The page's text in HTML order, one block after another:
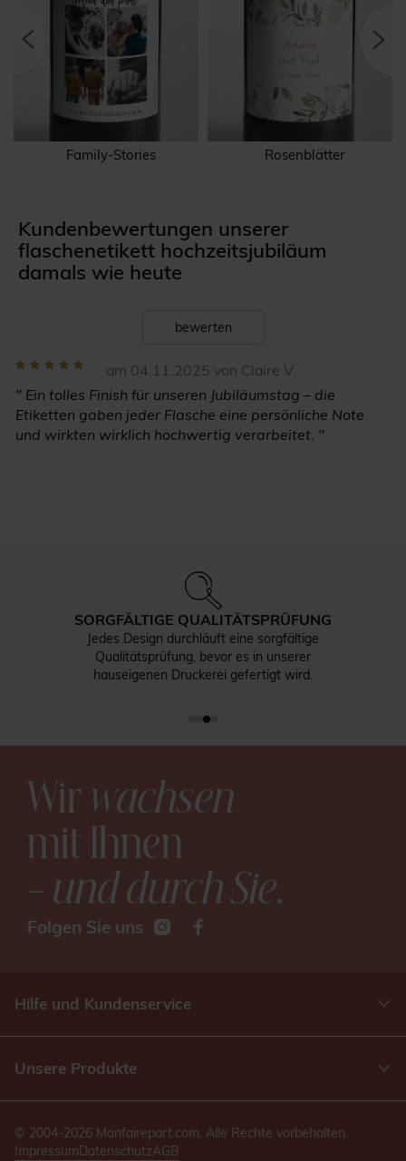
Family-Stories Rosenblätter
Kundenbewertungen unserer
flaschenetikett hochzeitsjubiläum
damals wie heute
bewerten
am 04.11.2025 von Claire V.
" Ein tolles Finish für unseren Jubiläumstag – die
Etiketten gaben jeder Flasche eine persönliche Note
und wirkten wirklich hochwertig verarbeitet. "
SORGFÄLTIGE QUALITÄTSPRÜFUNG
Jedes Design durchläuft eine sorgfältige
Qualitätsprüfung, bevor es in unserer
hauseigenen Druckerei gefertigt wird.
Wirwachsen
mit Ihnen
– und durch Sie.
Folgen Sie uns
Hilfe und Kundenservice
Unsere Produkte
© 2004-2026 Monfairepart.com. Alle Rechte vorbehalten.
ImpressumDatenschutzAGB